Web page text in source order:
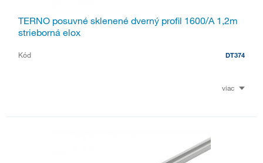
TERNO posuvné sklenené dverný profil 1600/A 1,2m
strieborná elox
Kód DT374
viac